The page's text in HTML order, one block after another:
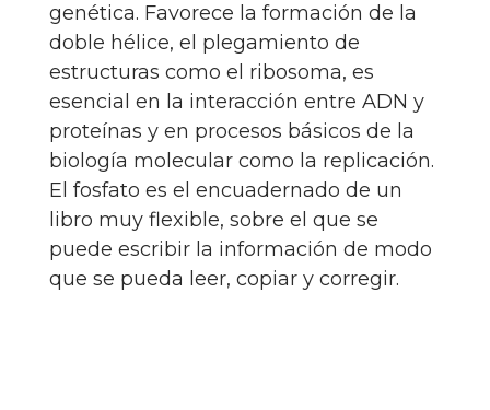
genética. Favorece la formación de la
doble hélice, el plegamiento de
estructuras como el ribosoma, es
esencial en la interacción entre ADN y
proteínas y en procesos básicos de la
biología molecular como la replicación.
El fosfato es el encuadernado de un
libro muy flexible, sobre el que se
puede escribir la información de modo
que se pueda leer, copiar y corregir.